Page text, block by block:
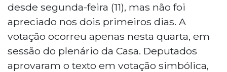
desde segunda-feira (11), mas não foi
apreciado nos dois primeiros dias. A
votação ocorreu apenas nesta quarta, em
sessão do plenário da Casa. Deputados
aprovaram o texto em votação simbólica,